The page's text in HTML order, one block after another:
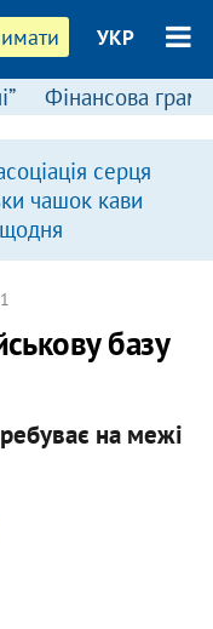
УКР
Фінансова
серця
чашок кави
базу
на межі